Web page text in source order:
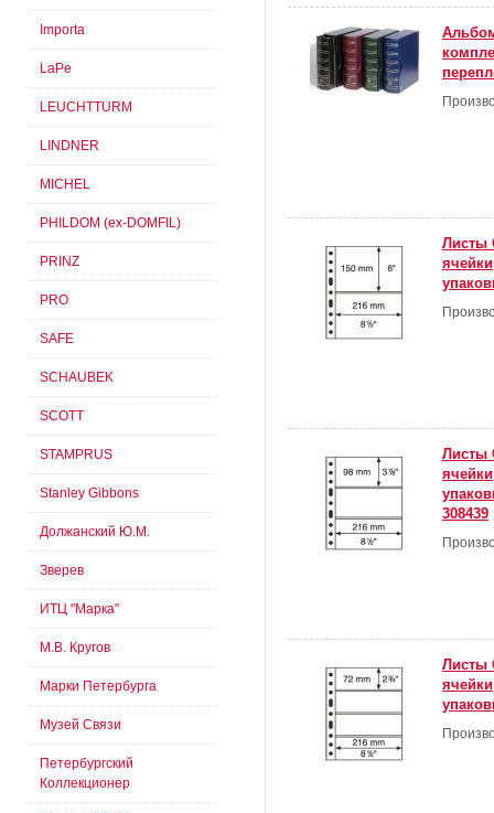
Листы
Листы
308439
Листы
Importa
LaPe
LEUCHTTURM
LINDNER
MICHEL
PHILDOM (ex-DOMFIL)
PRINZ
PRO
SAFE
SCHAUBEK
SCOTT
STAMPRUS
Stanley Gibbons
Должанский Ю.М.
Зверев
ИТЦ "Марка"
М.В. Кругов
Марки Петербурга
Музей Связи
Петербургский
Коллекционер